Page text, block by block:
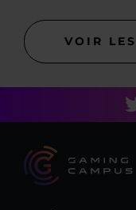
VOIR